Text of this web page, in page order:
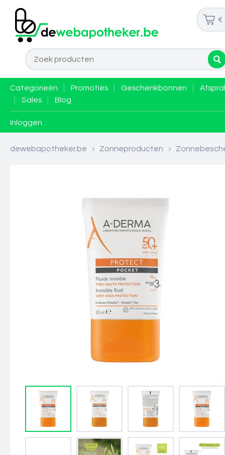
€
Categorieën Promoties Geschenkbonnen
Sales Blog
Inloggen
dewebapotheker.be > Zonneproducten >